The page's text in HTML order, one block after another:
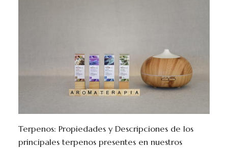
Terpenos: Propiedades y Descripciones de los
principales terpenos presentes en nuestros